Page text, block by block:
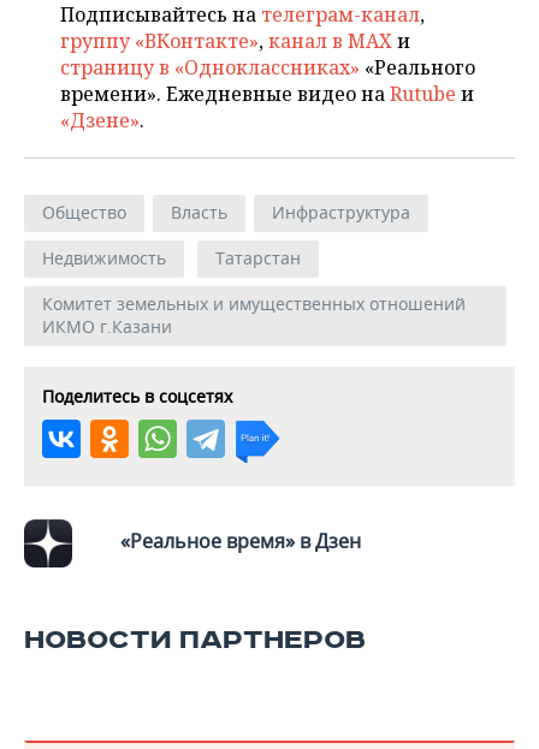
КИБЕРСПОРТ
ФИГУРНОЕ КАТАНИЕ
ВОДНЫЕ ВИДЫ СПОРТА
ХОККЕЙ С МЯЧОМ
КУЛЬТУРА
МЕДИЦИНА
ОБРАЗОВАНИЕ
ПРОИСШЕСТВИЯ
СПИСОК КОМПАНИЙ
Подписывайтесь на телеграм-канал,
группу «ВКонтакте»,канал в MAXи
страницу в «Одноклассниках» «Реального
времени». Ежедневные видео наRutube и
«Дзене».
Общество Власть
Инфраструктура
Недвижимость
Татарстан
Комитет земельных и имущественных отношений
ИКМО г.Казани
Поделитесь в соцсетях
«Реальное время» в Дзен
НОВОСТИ ПАРТНЕРОВ